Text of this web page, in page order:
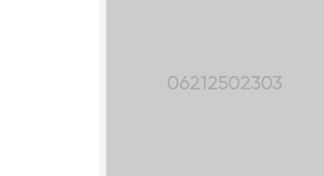
06212502303